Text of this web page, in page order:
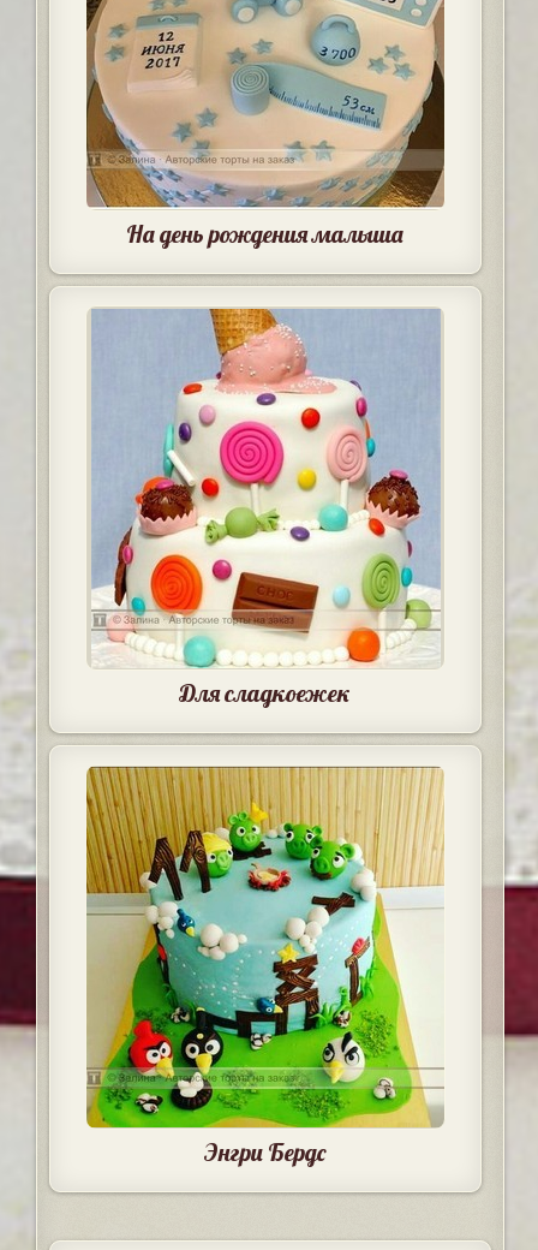
На день рождения малыша
Для сладкоежек
Энгри Бердс